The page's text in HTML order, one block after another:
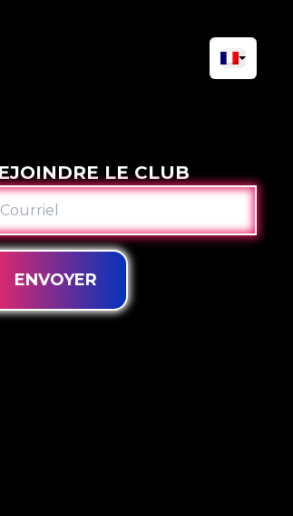
LE CLUB
ENVOYER